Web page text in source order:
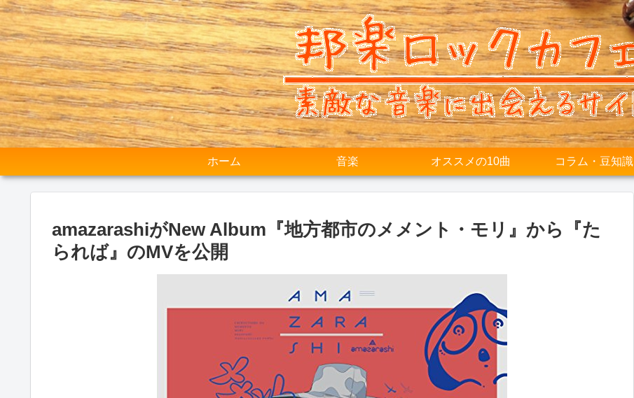
ホーム 音楽 オススメの10曲 コラム・豆知識
amazarashiがNew Album『地方都市のメメント・モリ』から『た
られば』のMVを公開